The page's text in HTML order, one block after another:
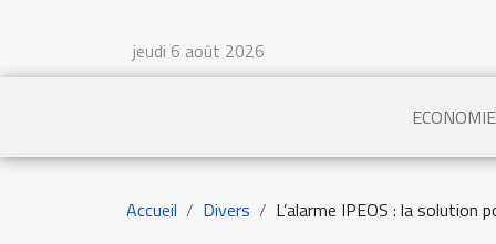
jeudi 6 août 2026
ECONOMIE
Accueil Divers L’alarme IPEOS : la